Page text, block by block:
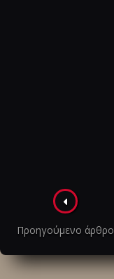
Πλοήγηση
στα
άρθρα
Προηγούμενο άρθρο